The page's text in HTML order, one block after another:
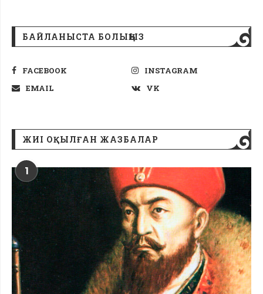
БАЙЛАНЫСТА БОЛЫҢЫЗ
FACEBOOK
INSTAGRAM
EMAIL
VK
ЖИІ ОҚЫЛҒАН ЖАЗБАЛАР
1